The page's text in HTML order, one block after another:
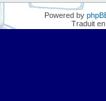
Powered by
Traduit